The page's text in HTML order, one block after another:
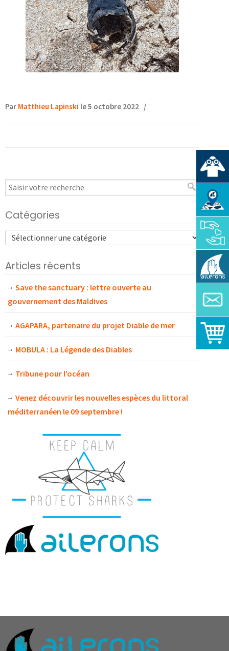
Par Matthieu Lapinski le 5 octobre 2022 /
Catégories
Articles récents
Save the sanctuary : lettre ouverte au
gouvernement des Maldives
AGAPARA, partenaire du projet Diable de mer
MOBULA : La Légende des Diables
Tribune pour l’océan
Venez découvrir les nouvelles espèces du littoral
méditerranéen le 09 septembre !